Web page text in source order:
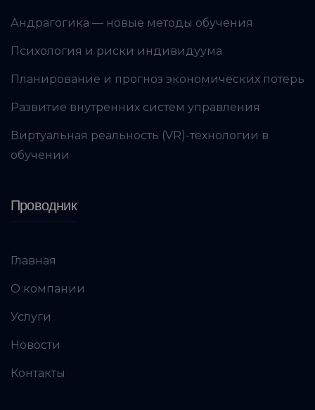
Андрагогика — новые методы обучения
Психология и риски индивидуума
Планирование и прогноз экономических потерь
Развитие внутренних систем управления
Виртуальная реальность (VR)-технологии в
обучении
Проводник
Главная
О компании
Услуги
Новости
Контакты